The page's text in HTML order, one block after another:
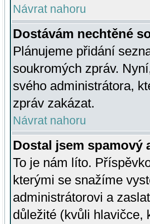
Návrat nahoru
Dostávám nechtěné
Plánujeme přidání
soukromých zpráv.
svého administrátora,
zpráv zakázat.
Návrat nahoru
Dostal jsem spamový
To je nám líto.
kterými se snažíme
administrátorovi a
důležité (kvůli hlavičce,